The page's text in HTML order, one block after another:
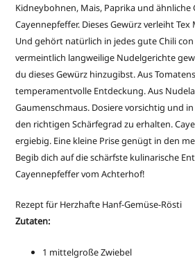
Kidneybohnen, Mais, Paprika und ähnliche
Cayennepfeffer. Dieses Gewürz verleiht Tex
Und gehört natürlich in jedes gute Chili con
vermeintlich langweilige Nudelgerichte
du dieses Gewürz hinzugibst. Aus
temperamentvolle Entdeckung. Aus
Gaumenschmaus. Dosiere vorsichtig und
den richtigen Schärfegrad zu erhalten.
ergiebig. Eine kleine Prise genügt in den
Begib dich auf die schärfste kulinarische
Cayennepfeffer vom Achterhof!
Rezept für Herzhafte Hanf-Gemüse-Rösti
Zutaten:
1 mittelgroße Zwiebel